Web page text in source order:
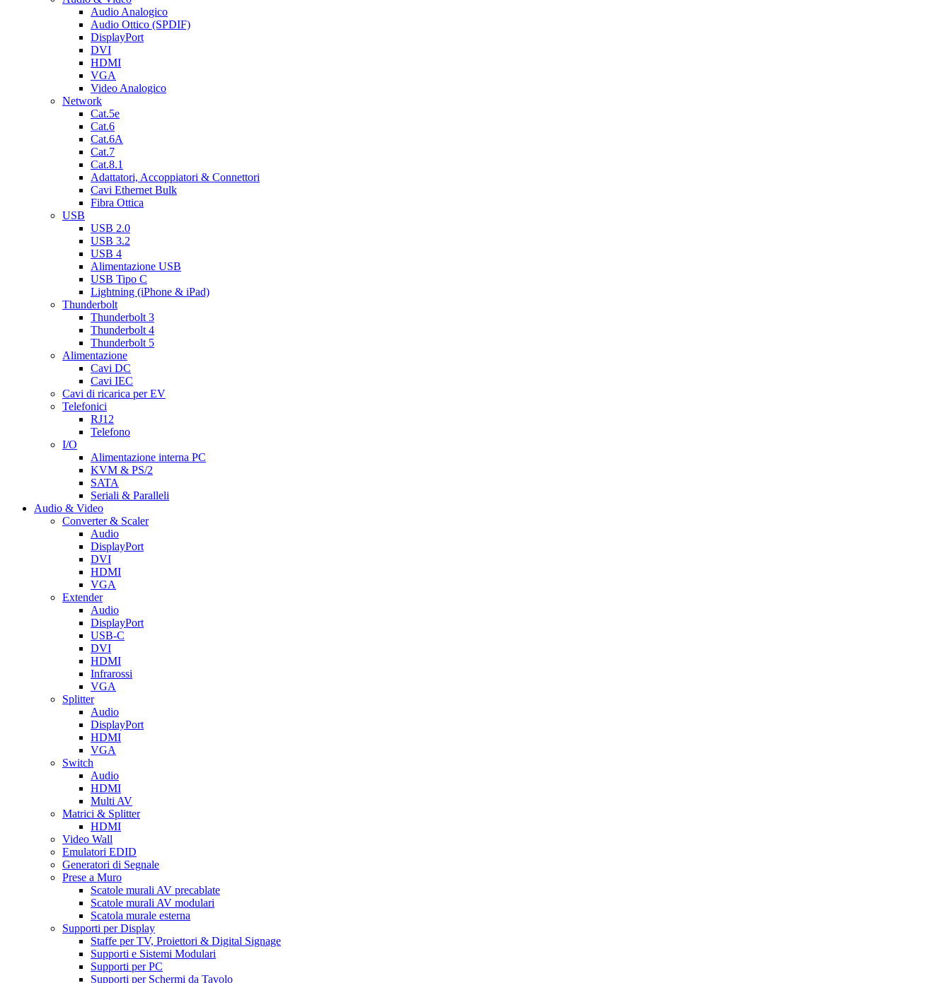
Audio Analogico
Audio Ottico (SPDIF)
DisplayPort
DVI
HDMI
VGA
Video Analogico
Network
Cat.5e
Cat.6
Cat.6A
Cat.7
Cat.8.1
Adattatori, Accoppiatori & Connettori
Cavi Ethernet Bulk
Fibra Ottica
USB
USB 2.0
USB 3.2
USB 4
Alimentazione USB
USB Tipo C
Lightning (iPhone & iPad)
Thunderbolt
Thunderbolt 3
Thunderbolt 4
Thunderbolt 5
Alimentazione
Cavi DC
Cavi IEC
Cavi di ricarica per EV
Telefonici
RJ12
Telefono
I/O
Alimentazione interna PC
KVM & PS/2
SATA
Seriali & Paralleli
Audio & Video
Converter & Scaler
Audio
DisplayPort
DVI
HDMI
VGA
Extender
Audio
DisplayPort
USB-C
DVI
HDMI
Infrarossi
VGA
Splitter
Audio
DisplayPort
HDMI
VGA
Switch
Audio
HDMI
Multi AV
Matrici & Splitter
HDMI
Video Wall
Emulatori EDID
Generatori di Segnale
Prese a Muro
Scatole murali AV precablate
Scatole murali AV modulari
Scatola murale esterna
Supporti per Display
Staffe per TV, Proiettori & Digital Signage
Supporti e Sistemi Modulari
Supporti per PC
Supporti per Schermi da Tavolo